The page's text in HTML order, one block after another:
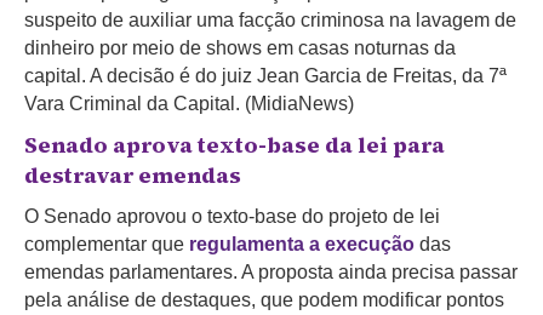
suspeito de auxiliar uma facção criminosa na lavagem de
dinheiro por meio de shows em casas noturnas da
capital. A decisão é do juiz Jean Garcia de Freitas, da 7ª
Vara Criminal da Capital. (MidiaNews)
Senado aprova texto-base da lei para
destravar emendas
O Senado aprovou o texto-base do projeto de lei
complementar que regulamenta a execução das
emendas parlamentares. A proposta ainda precisa passar
pela análise de destaques, que podem modificar pontos